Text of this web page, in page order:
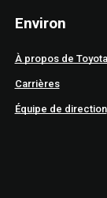
Environ
À propos de Toyota
Carrières
Équipe de direction